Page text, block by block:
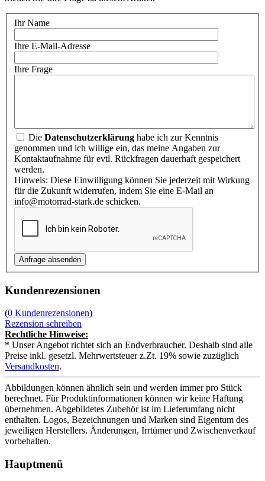
Ihr Name
Ihre E-Mail-Adresse
Ihre Frage
Die Datenschutzerklärung habe ich zur Kenntnis
genommen und ich willige ein, das meine Angaben zur
Kontaktaufnahme für evtl. Rückfragen dauerhaft gespeichert
werden.
Hinweis: Diese Einwilligung können Sie jederzeit mit Wirkung
für die Zukunft widerrufen, indem Sie eine E-Mail an
info@motorrad-stark.de schicken.
Kundenrezensionen
(0 Kundenrezensionen)
Rezension schreiben
Rechtliche Hinweise:
* Unser Angebot richtet sich an Endverbraucher. Deshalb sind alle
Preise inkl. gesetzl. Mehrwertsteuer z.Zt. 19% sowie zuzüglich
Versandkosten.
Abbildungen können ähnlich sein und werden immer pro Stück
berechnet. Für Produktinformationen können wir keine Haftung
übernehmen. Abgebildetes Zubehör ist im Lieferumfang nicht
enthalten. Logos, Bezeichnungen und Marken sind Eigentum des
jeweiligen Herstellers. Änderungen, Irrtümer und Zwischenverkauf
vorbehalten.
Hauptmenü